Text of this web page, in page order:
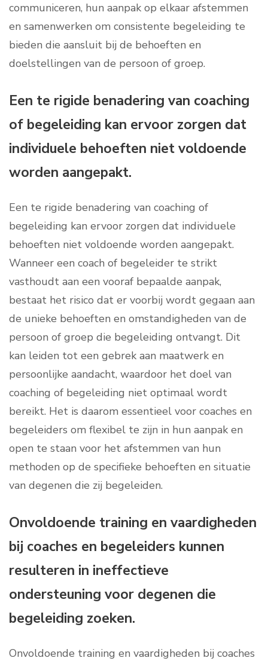
communiceren, hun aanpak op elkaar afstemmen
en samenwerken om consistente begeleiding te
bieden die aansluit bij de behoeften en
doelstellingen van de persoon of groep.
Een te rigide benadering van coaching
of begeleiding kan ervoor zorgen dat
individuele behoeften niet voldoende
worden aangepakt.
Een te rigide benadering van coaching of
begeleiding kan ervoor zorgen dat individuele
behoeften niet voldoende worden aangepakt.
Wanneer een coach of begeleider te strikt
vasthoudt aan een vooraf bepaalde aanpak,
bestaat het risico dat er voorbij wordt gegaan aan
de unieke behoeften en omstandigheden van de
persoon of groep die begeleiding ontvangt. Dit
kan leiden tot een gebrek aan maatwerk en
persoonlijke aandacht, waardoor het doel van
coaching of begeleiding niet optimaal wordt
bereikt. Het is daarom essentieel voor coaches en
begeleiders om flexibel te zijn in hun aanpak en
open te staan voor het afstemmen van hun
methoden op de specifieke behoeften en situatie
van degenen die zij begeleiden.
Onvoldoende training en vaardigheden
bij coaches en begeleiders kunnen
resulteren in ineffectieve
ondersteuning voor degenen die
begeleiding zoeken.
Onvoldoende training en vaardigheden bij coaches